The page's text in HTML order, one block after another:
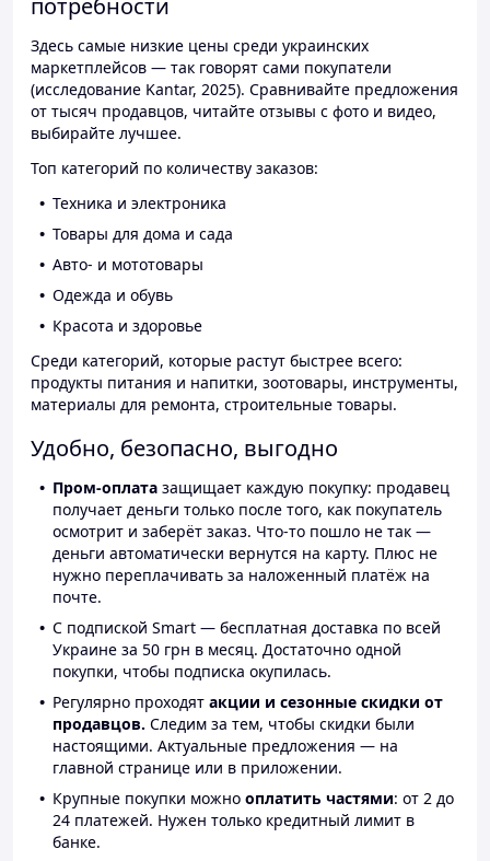
потребности
Здесь самые низкие цены среди украинских
маркетплейсов — так говорят сами покупатели
(исследование Kantar, 2025). Сравнивайте предложения
от тысяч продавцов, читайте отзывы с фото и видео,
выбирайте лучшее.
Топ категорий по количеству заказов:
Техника и электроника
Товары для дома и сада
Авто- и мототовары
Одежда и обувь
Красота и здоровье
Среди категорий, которые растут быстрее всего:
продукты питания и напитки, зоотовары, инструменты,
материалы для ремонта, строительные товары.
Удобно, безопасно, выгодно
Пром-оплата защищает каждую покупку: продавец
получает деньги только после того, как покупатель
осмотрит и заберёт заказ. Что-то пошло не так —
деньги автоматически вернутся на карту. Плюс не
нужно переплачивать за наложенный платёж на
почте.
С подпиской Smart — бесплатная доставка по всей
Украине за 50 грн в месяц. Достаточно одной
покупки, чтобы подписка окупилась.
Регулярно проходят акции и сезонные скидки от
продавцов. Следим за тем, чтобы скидки были
настоящими. Актуальные предложения — на
главной странице или в приложении.
Крупные покупки можно оплатить частями: от 2 до
24 платежей. Нужен только кредитный лимит в
банке.